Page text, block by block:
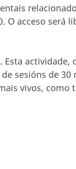
O acceso será
actividade,
sesións de 30
vivos, como